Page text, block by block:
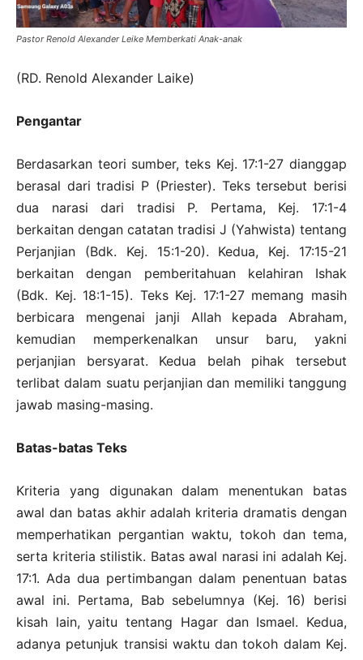
Pastor Renold Alexander Leike Memberkati Anak-anak
(RD. Renold Alexander Laike)
Pengantar
Berdasarkan teori sumber, teks Kej. 17:1-27 dianggap
berasal dari tradisi P (Priester). Teks tersebut berisi
dua narasi dari tradisi P. Pertama, Kej. 17:1-4
berkaitan dengan catatan tradisi J (Yahwista) tentang
Perjanjian (Bdk. Kej. 15:1-20). Kedua, Kej. 17:15-21
berkaitan dengan pemberitahuan kelahiran Ishak
(Bdk. Kej. 18:1-15). Teks Kej. 17:1-27 memang masih
berbicara mengenai janji Allah kepada Abraham,
kemudian memperkenalkan unsur baru, yakni
perjanjian bersyarat. Kedua belah pihak tersebut
terlibat dalam suatu perjanjian dan memiliki tanggung
jawab masing-masing.
Batas-batas Teks
Kriteria yang digunakan dalam menentukan batas
awal dan batas akhir adalah kriteria dramatis dengan
memperhatikan pergantian waktu, tokoh dan tema,
serta kriteria stilistik. Batas awal narasi ini adalah Kej.
17:1. Ada dua pertimbangan dalam penentuan batas
awal ini. Pertama, Bab sebelumnya (Kej. 16) berisi
kisah lain, yaitu tentang Hagar dan Ismael. Kedua,
adanya petunjuk transisi waktu dan tokoh dalam Kej.